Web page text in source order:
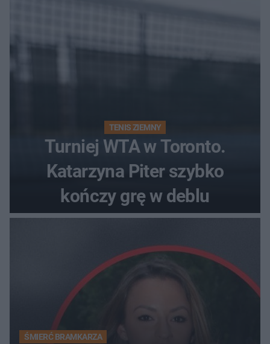
TENIS ZIEMNY
Turniej WTA w Toronto.
Katarzyna Piter szybko
kończy grę w deblu
ŚMIERĆ BRAMKARZA